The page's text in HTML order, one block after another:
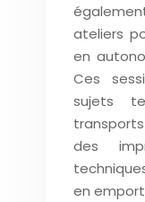
ateliers
en
Ces
sujets
des
en